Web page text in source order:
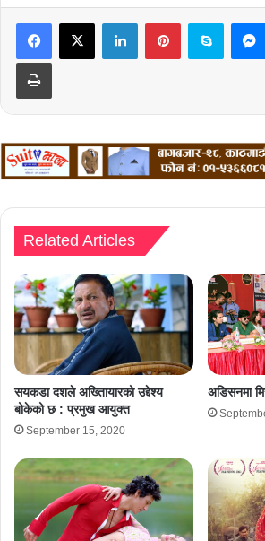
LinkedInPinterestSkype
Print
Related Articles
सयकडा दशले अख्तिायारको उद्देश्य
बोकेको छ : प्रमुख आयुक्त
September 15, 2020
अडिसनमा